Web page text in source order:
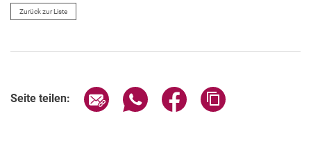
Zurück zur Liste
Seite teilen: Seite über E-Mail teilen
Seite über WhatsApp teilen
Seite über Facebook